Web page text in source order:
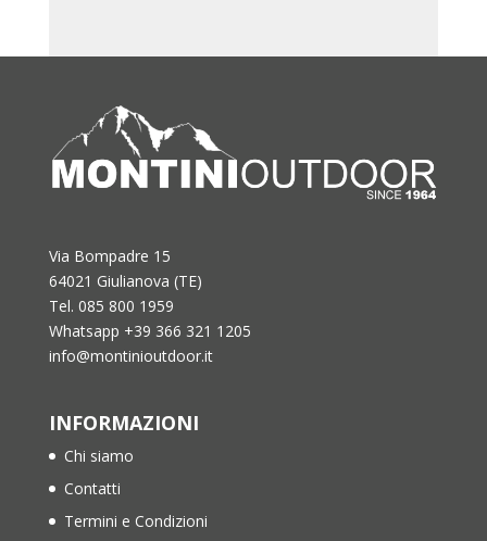
Via Bompadre 15
64021 Giulianova (TE)
Tel. 085 800 1959
Whatsapp +39 366 321 1205
info@montinioutdoor.it
INFORMAZIONI
Chi siamo
Contatti
Termini e Condizioni